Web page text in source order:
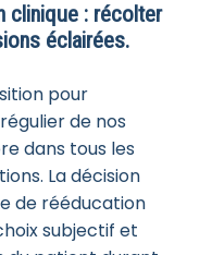
clinique : récolter
éclairées.
pour
de nos
dans tous les
La décision
de rééducation
subjectif et